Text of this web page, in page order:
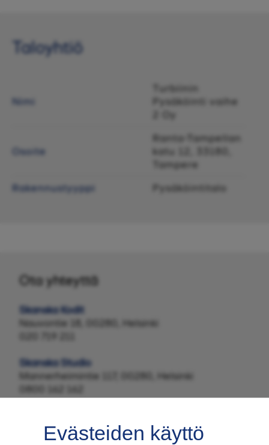
Taloyhtiö
Nimi
Turbiinin
Pysäköinti vaihe
2 Oy
Osoite
Ranta-Tampellan
katu 12, 33180,
Tampere
Rakennustyyppi
Pysäköintitalo
Ota yhteyttä
Skanska Kodit
Nauvontie 18, 00280, Helsinki
Skanska Studio
Mannerheimintie 117, 00280, Helsinki
0800 162 162
Evästeiden käyttö